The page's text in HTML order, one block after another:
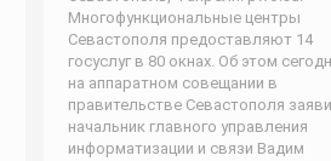
Многофункциональные центры
Севастополя предоставляют 14
госуслуг в 80 окнах. Об этом
на аппаратном совещании в
правительстве Севастополя
начальник главного управления
информатизации и связи Вадим